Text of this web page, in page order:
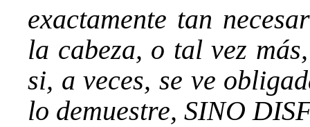
exactamente tan
la cabeza, o tal vez
si, a veces, se ve
lo demuestre, SINO